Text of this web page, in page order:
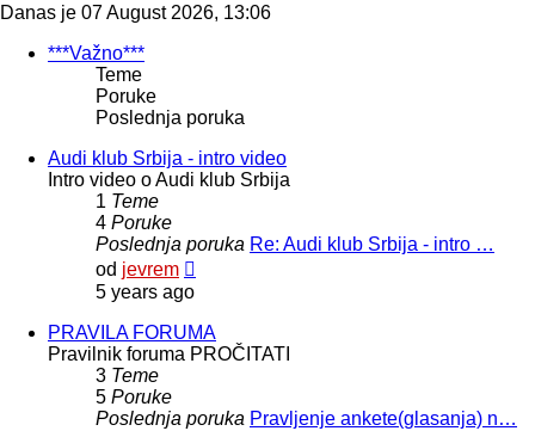
Danas je 07 August 2026, 13:06
***Važno***
Teme
Poruke
Poslednja poruka
Audi klub Srbija - intro video
Intro video o Audi klub Srbija
1 Teme
4 Poruke
Poslednja poruka Re: Audi klub Srbija - intro …
od jevrem
5 years ago
PRAVILA FORUMA
Pravilnik foruma PROČITATI
3 Teme
5 Poruke
Poslednja poruka Pravljenje ankete(glasanja) n…